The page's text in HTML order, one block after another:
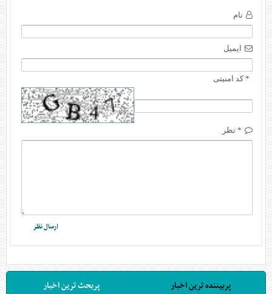
نام
ایمیل
* کد امنیتی
* نظر
پربیننده ترین اخبار پربحث ترین اخبار